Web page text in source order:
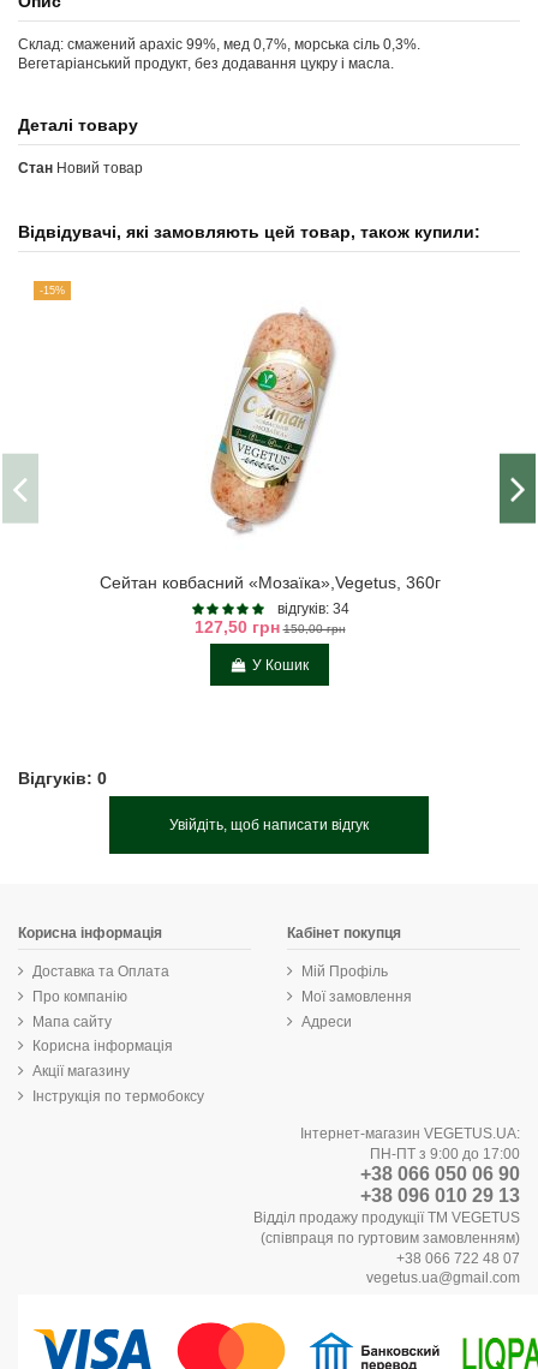
Склад: смажений арахіс 99%, мед 0,7%, морська сіль 0,3%.
Вегетаріанський продукт, без додавання цукру і масла.
Деталі товару
Стан Новий товар
Відвідувачі, які замовляють цей товар, також купили:
-15%
Сейтан ковбасний «Мозаїка»,Vegetus, 360г
відгуків: 34
127,50 грн 150,00 грн
У Кошик
Відгуків: 0
Увійдіть, щоб написати відгук
Корисна інформація
Доставка та Оплата
Про компанію
Мапа сайту
Корисна інформація
Акції магазину
Інструкція по термобоксу
Кабінет покупця
Мій Профіль
Мої замовлення
Адреси
Інтернет-магазин VEGETUS.UA:
ПН-ПТ з 9:00 до 17:00
+38 066 050 06 90
+38 096 010 29 13
Відділ продажу продукції ТМ VEGETUS
(співпраця по гуртовим замовленням)
+38 066 722 48 07
vegetus.ua@gmail.com